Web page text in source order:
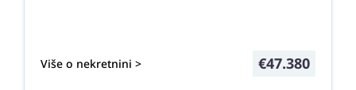
Više o nekretnini > €47.380